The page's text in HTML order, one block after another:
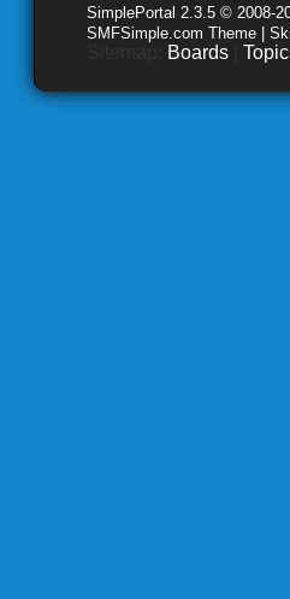
SimplePortal 2.3.5 © 2008-
SMFSimple.com Theme |
Boards